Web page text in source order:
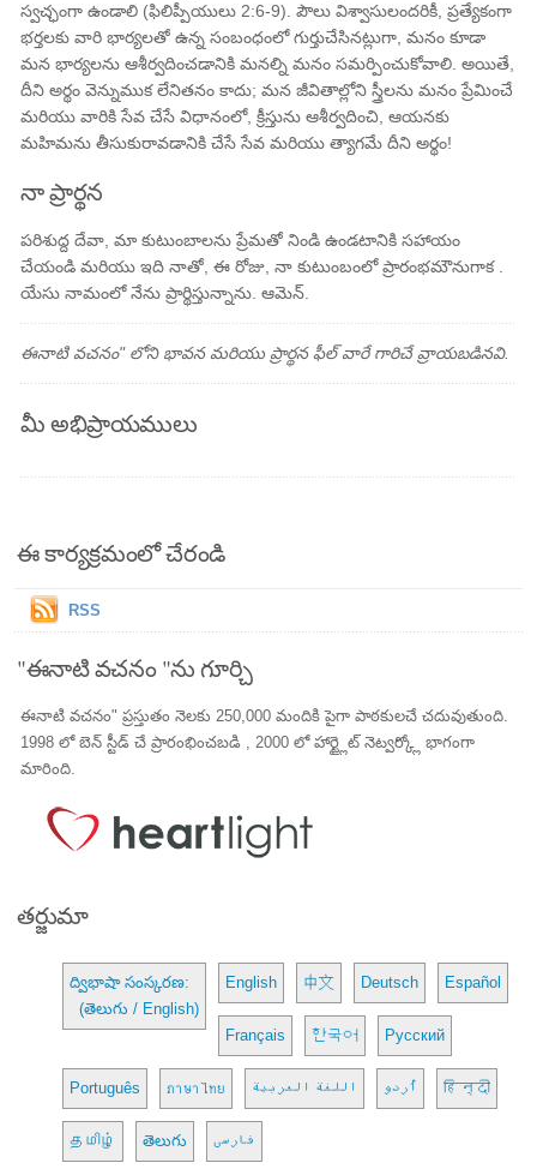
స్వచ్ఛంగా ఉండాలి (ఫిలిప్పీయులు 2:6-9). పౌలు విశ్వాసులందరికీ, ప్రత్యేకంగా
భర్తలకు వారి భార్యలతో ఉన్న సంబంధంలో గుర్తుచేసినట్లుగా, మనం కూడా
మన భార్యలను ఆశీర్వదించడానికి మనల్ని మనం సమర్పించుకోవాలి. అయితే,
దీని అర్థం వెన్నుముక లేనితనం కాదు; మన జీవితాల్లోని స్త్రీలను మనం ప్రేమించే
మరియు వారికి సేవ చేసే విధానంలో, క్రీస్తును ఆశీర్వదించి, ఆయనకు
మహిమను తీసుకురావడానికి చేసే సేవ మరియు త్యాగమే దీని అర్థం!
నా ప్రార్థన
పరిశుద్ద దేవా, మా కుటుంబాలను ప్రేమతో నిండి ఉండటానికి సహాయం
చేయండి మరియు ఇది నాతో, ఈ రోజు, నా కుటుంబంలో ప్రారంభమౌనుగాక .
యేసు నామంలో నేను ప్రార్థిస్తున్నాను. ఆమెన్.
ఈనాటి వచనం" లోని భావన మరియు ప్రార్థన ఫీల్ వారే గారిచే వ్రాయబడినవి.
మీ అభిప్రాయములు
ఈ కార్యక్రమంలో చేరండి
RSS
"ఈనాటి వచనం "ను గూర్చి
ఈనాటి వచనం" ప్రస్తుతం నెలకు 250,000 మందికి పైగా పాఠకులచే చదువుతుంది.
1998 లో బెన్ స్టీడ్ చే ప్రారంభించబడి , 2000 లో హార్ట్లైట్ నెట్వర్క్లో భాగంగా
మారింది.
తర్జుమా
ద్విభాషా సంస్కరణ:
(తెలుగు / English)
English 中文 Deutsch Español
Français 한국어 Русский
Português ภาษาไทย اللغة العربية اُردو हिन्दी
தமிழ் తెలుగు فارسی